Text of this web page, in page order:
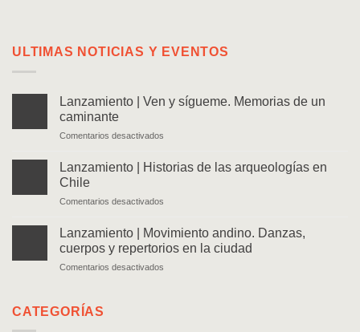
ULTIMAS NOTICIAS Y EVENTOS
Lanzamiento | Ven y sígueme. Memorias de un
caminante
Comentarios desactivados
|
de
un
Lanzamiento | Historias de las arqueologías en
Chile
Comentarios desactivados
Historias
de
Lanzamiento | Movimiento andino. Danzas,
cuerpos y repertorios en la ciudad
Comentarios desactivados
CATEGORÍAS